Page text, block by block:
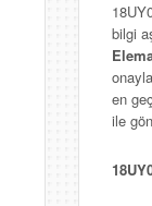
bilgi
en
ile